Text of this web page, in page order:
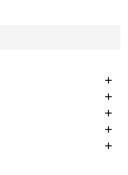




